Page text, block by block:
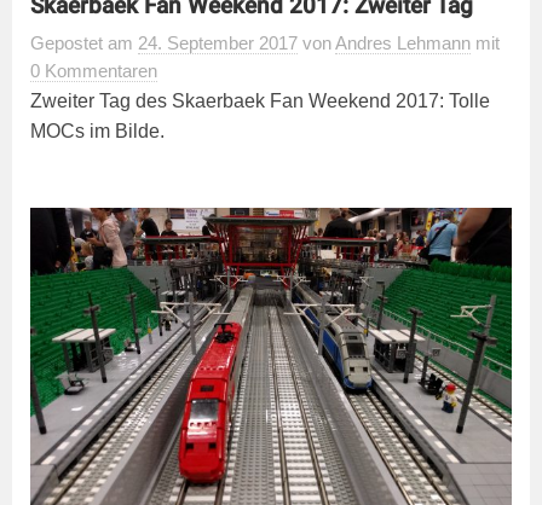
Skaerbaek Fan Weekend 2017: Zweiter Tag
Gepostet am 24. September 2017 vonAndres Lehmann mit
0 Kommentaren
Zweiter Tag des Skaerbaek Fan Weekend 2017: Tolle
MOCs im Bilde.